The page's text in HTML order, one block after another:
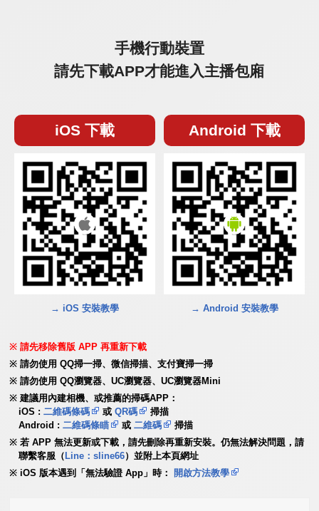
手機行動裝置
請先下載APP才能進入主播包廂
iOS 下載
→ iOS 安裝教學
Android 下載
→ Android 安裝教學
請先移除舊版 APP 再重新下載
請勿使用 QQ掃一掃、微信掃描、支付寶掃一掃
請勿使用 QQ瀏覽器、UC瀏覽器、UC瀏覽器Mini
建議用內建相機、或推薦的掃碼APP：
iOS :二維碼條碼 或QR碼
掃描
Android :二維碼條瞄 或二維碼
掃描
若 APP 無法更新或下載，請先刪除再重新安裝。仍無法解決問題，請
聯繫客服（ Line：sline66）並附上本頁網址
iOS 版本遇到「無法驗證 App」時：
開啟方法教學